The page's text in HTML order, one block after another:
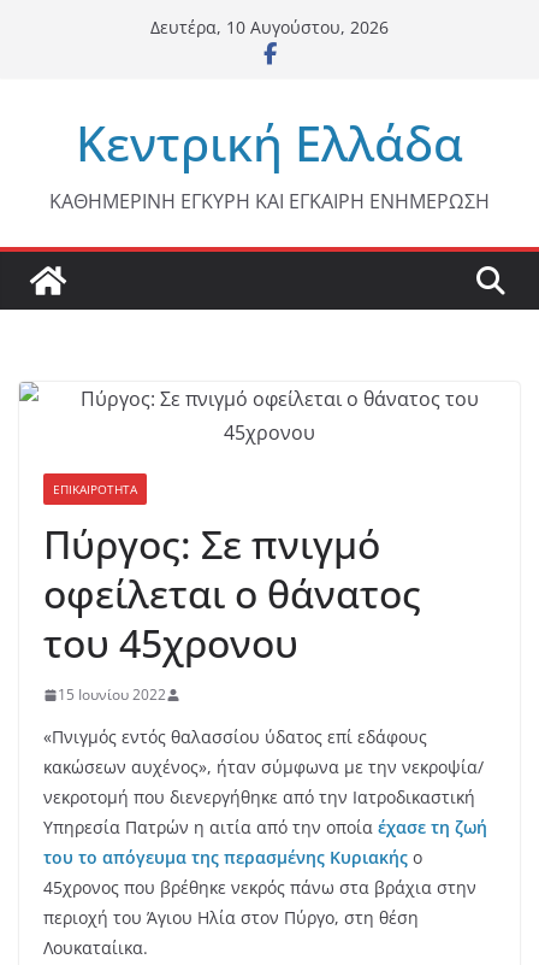
Δευτέρα, 10 Αυγούστου, 2026
Κεντρική Ελλάδα
ΚΑΘΗΜΕΡΙΝΗ ΕΓΚΥΡΗ ΚΑΙ ΕΓΚΑΙΡΗ ΕΝΗΜΕΡΩΣΗ
ΕΠΙΚΑΙΡΟΤΗΤΑ
Πύργος: Σε πνιγμό
οφείλεται ο θάνατος
του 45χρονου
15 Ιουνίου 2022
«Πνιγμός εντός θαλασσίου ύδατος επί εδάφους
κακώσεων αυχένος», ήταν σύμφωνα με την νεκροψία/
νεκροτομή που διενεργήθηκε από την Ιατροδικαστική
Υπηρεσία Πατρών η αιτία από την οποία έχασε τη ζωή
του το απόγευμα της περασμένης Κυριακής ο
45χρονος που βρέθηκε νεκρός πάνω στα βράχια στην
περιοχή του Άγιου Ηλία στον Πύργο, στη θέση
Λουκαταίικα.